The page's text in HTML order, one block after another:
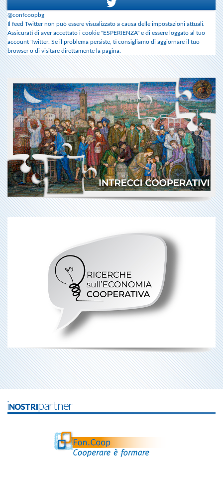
@confcoopbg
Il feed Twitter non può essere visualizzato a causa delle impostazioni attuali.
Assicurati di aver accettato i cookie "ESPERIENZA" e di essere loggato al tuo
account Twitter. Se il problema persiste, ti consigliamo di aggiornare il tuo
browser o di visitare direttamente la pagina.
iNOSTRIpartner